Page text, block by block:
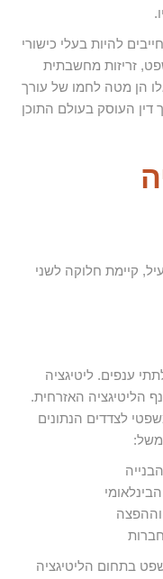
להיות בעלי כישורי
זריזות מחשבתית
אלו הן מטה לחמו של עורך
דין העוסק בעולם התוכן
קיימת חלוקה לשני
ענפים. ליטיגציה
הליטיגציה האזרחית.
לצדדים הנתונים
בתחום הליטיגציה